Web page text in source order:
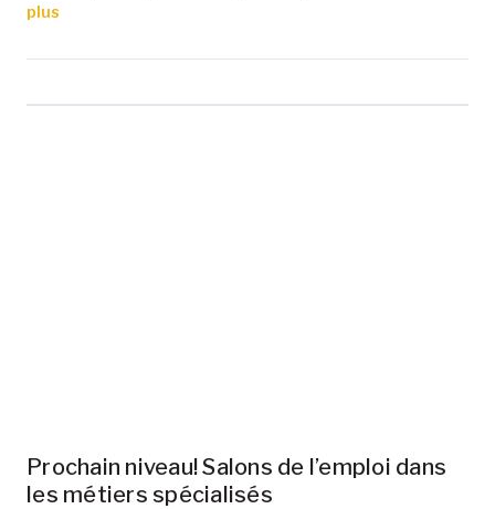
plus
Prochain niveau! Salons de l’emploi dans
les métiers spécialisés